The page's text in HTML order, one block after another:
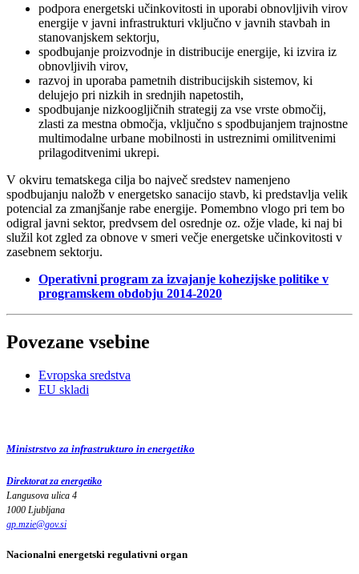
podpora energetski učinkovitosti in uporabi obnovljivih virov
energije v javni infrastrukturi vključno v javnih stavbah in
stanovanjskem sektorju,
spodbujanje proizvodnje in distribucije energije, ki izvira iz
obnovljivih virov,
razvoj in uporaba pametnih distribucijskih sistemov, ki
delujejo pri nizkih in srednjih napetostih,
spodbujanje nizkoogljičnih strategij za vse vrste območij,
zlasti za mestna območja, vključno s spodbujanjem trajnostne
multimodalne urbane mobilnosti in ustreznimi omilitvenimi
prilagoditvenimi ukrepi.
V okviru tematskega cilja bo največ sredstev namenjeno
spodbujanju naložb v energetsko sanacijo stavb, ki predstavlja velik
potencial za zmanjšanje rabe energije. Pomembno vlogo pri tem bo
odigral javni sektor, predvsem del osrednje oz. ožje vlade, ki naj bi
služil kot zgled za obnove v smeri večje energetske učinkovitosti v
zasebnem sektorju.
Operativni program za izvajanje kohezijske politike v
programskem obdobju 2014-2020
Povezane vsebine
Evropska sredstva
EU skladi
Ministrstvo za infrastrukturo in energetiko
Direktorat za energetiko
Langusova ulica 4
1000 Ljubljana
gp.mzie@gov.si
Nacionalni energetski regulativni organ